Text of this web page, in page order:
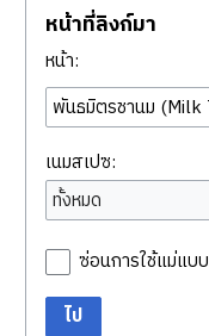
หน้าที่ลิงก์มา
หน้า:
เนมสเปซ:
ทั้งหมด
ซ่อนการใช้แม่แบบ
ไป